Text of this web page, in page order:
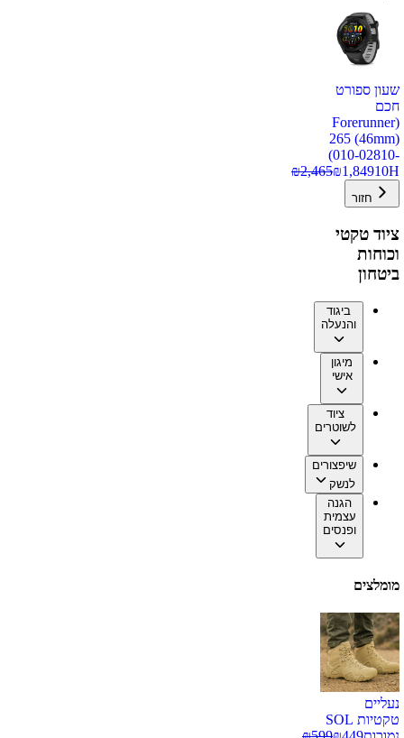
שעון ספורט
חכם
(Forerunner
265 (46mm)
(010-02810-
10H
₪1,849
₪2,465
חזור
ציוד טקטי
וכוחות
ביטחון
ביגוד
והנעלה
מיגון
אישי
ציוד
לשוטרים
שיפצורים
לנשק
הגנה
עצמית
ופנסים
מומלצים
נעליים
טקטיות SOL